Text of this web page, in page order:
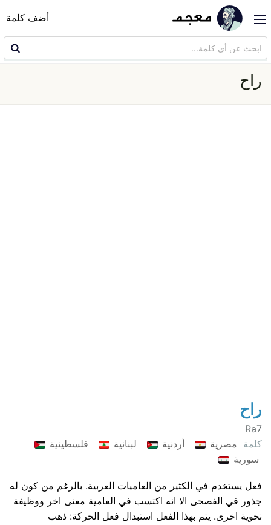
أضف كلمة
راح
راح
Ra7
كلمة مصرية أردنية لبنانية
فلسطينية
سورية
فعل يستخدم في الكثير من العاميات العربية. بالرغم من كون له
جذور في الفصحى الا انه اكتسب في العامية معنى اخر ووظيفة
نحوية اخرى. يتم بهذا الفعل استبدال فعل الحركة: ذهب